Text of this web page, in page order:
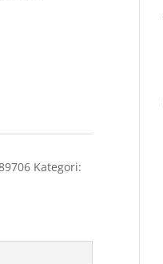
Kategori: